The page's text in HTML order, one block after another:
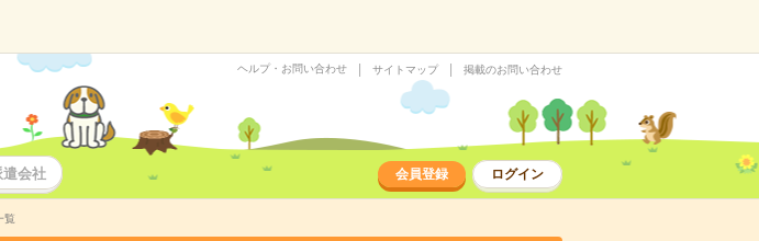
ヘルプ・お問い合わせ サイトマップ 掲載のお問い合わせ
会社 会員登録 ログイン
覧